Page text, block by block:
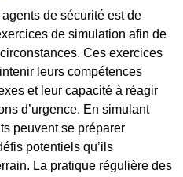
de sécurité est de
de simulation afin de
Ces exercices
leurs compétences
et leur capacité à réagir
d’urgence. En simulant
peuvent se préparer
potentiels qu’ils
La pratique régulière des